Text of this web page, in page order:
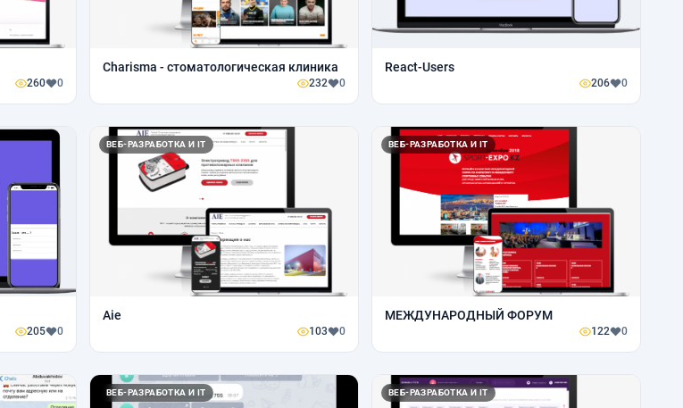
260 0
Charisma - стоматологическая клиника
232 0
React-Users
206 0
205 0
ВЕБ-РАЗРАБОТКА И IT
Aie
103 0
ВЕБ-РАЗРАБОТКА И IT
МЕЖДУНАРОДНЫЙ ФОРУМ
122 0
ВЕБ-РАЗРАБОТКА И IT ВЕБ-РАЗРАБОТКА И IT